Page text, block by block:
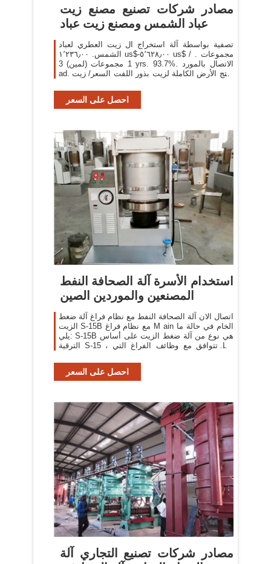
مصادر شركات تصنيع مصنع زيت
عباد الشمس ومصنع زيت عباد
تصفية بواسطة آلة استخراج ال زيت العطري لعباد
الشمس. ١٬٢٣٦٫٠٠ us$-٥٬٦٢٨٫٠٠ us$ / مجموعات .
1 مجموعات (لمين) 3 yrs. 93.7%. الاتصال بالمورد
ad. منتج الأرض الكاملة لزيت بذور اللفت السعر/ زيت
احصل على السعر
استخدام الأسرة آلة الصحافة النفط
المصنعين والموردين الصين
اتصال الان آلة الصحافة النفط مع نظام فراغ آلة ضغط
الزيت S-15B مع نظام فراغ M ain الخام في حالة ما
يلي: S-15B هي نوع من آلة ضغط الزيت على أساس
الترقية S-15 ، إنها تتوافق مع وظائف الفراغ التي
احصل على السعر
مصادر شركات تصنيع التجاري آلة